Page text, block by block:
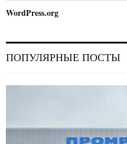
WordPress.org
ПОПУЛЯРНЫЕ ПОСТЫ